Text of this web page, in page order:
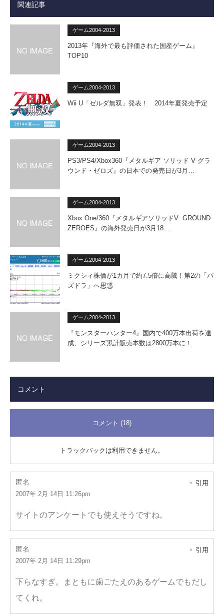
関連記事
ゲーム2004-2013
2013年『海外で最も評価された国産ゲーム』
TOP10
ゲーム2004-2013
Wii U「ゼルダ無双」発表！ 2014年夏発売予定
ゲーム2004-2013
PS3/PS4/Xbox360『メタルギア ソリッド V グラ
ウンド・ゼロズ』の日本での発売日が3月…
ゲーム2004-2013
Xbox One/360『メタルギアソリッドV: GROUND
ZEROES』の海外発売日が3月18…
ゲーム2004-2013
ミクシィ株価が1カ月で約7.5倍に高騰！第2の「パ
ズドラ」へ思惑
ゲーム2004-2013
『モンスターハンター4』国内で400万本出荷を達
成、シリーズ累計販売本数は2800万本に！
コメント
コメント (18)
トラックバックは利用できません。
匿名
2007年 2月 14日 11:26pm
引用
サイトのアンケートでも使えそうですね。
匿名
2007年 2月 14日 11:29pm
引用
下らなすぎ。まともに歯ごたえのあるゲームでもだし
てくれ。